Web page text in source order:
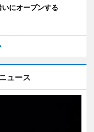
にオープンする
ュース